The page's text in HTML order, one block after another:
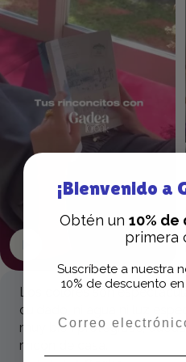
Los colores son
cuidado, ni agua ni luz
muy bien protegidos;
rincón de casa.
¡Bienvenido a
Obtén un 10%
primera
Suscríbete a nuestra
10% de descuento